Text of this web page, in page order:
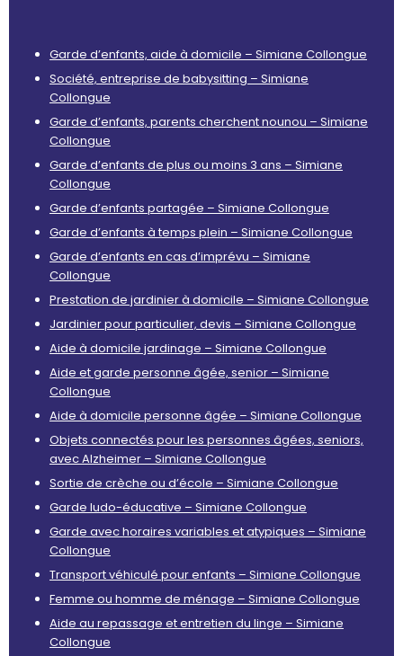
Garde d’enfants, aide à domicile – Simiane Collongue
Société, entreprise de babysitting – Simiane
Collongue
Garde d’enfants, parents cherchent nounou – Simiane
Collongue
Garde d’enfants de plus ou moins 3 ans – Simiane
Collongue
Garde d’enfants partagée – Simiane Collongue
Garde d’enfants à temps plein – Simiane Collongue
Garde d’enfants en cas d’imprévu – Simiane
Collongue
Prestation de jardinier à domicile – Simiane Collongue
Jardinier pour particulier, devis – Simiane Collongue
Aide à domicile jardinage – Simiane Collongue
Aide et garde personne âgée, senior – Simiane
Collongue
Aide à domicile personne âgée – Simiane Collongue
Objets connectés pour les personnes âgées, seniors,
avec Alzheimer – Simiane Collongue
Sortie de crèche ou d’école – Simiane Collongue
Garde ludo-éducative – Simiane Collongue
Garde avec horaires variables et atypiques – Simiane
Collongue
Transport véhiculé pour enfants – Simiane Collongue
Femme ou homme de ménage – Simiane Collongue
Aide au repassage et entretien du linge – Simiane
Collongue